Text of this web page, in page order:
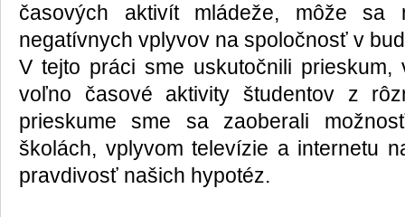
časových aktivít mládeže, môže
negatívnych vplyvov na spoločnosť v
V tejto práci sme uskutočnili prieskum,
voľno časové aktivity študentov z
prieskume sme sa zaoberali
školách, vplyvom televízie a internetu
pravdivosť našich hypotéz.